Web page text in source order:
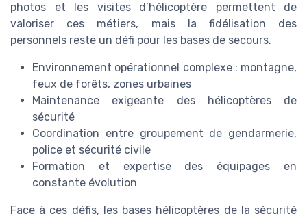
photos et les visites d’hélicoptère permettent de
valoriser ces métiers, mais la fidélisation des
personnels reste un défi pour les bases de secours.
Environnement opérationnel complexe : montagne,
feux de forêts, zones urbaines
Maintenance exigeante des hélicoptères de
sécurité
Coordination entre groupement de gendarmerie,
police et sécurité civile
Formation et expertise des équipages en
constante évolution
Face à ces défis, les bases hélicoptères de la sécurité